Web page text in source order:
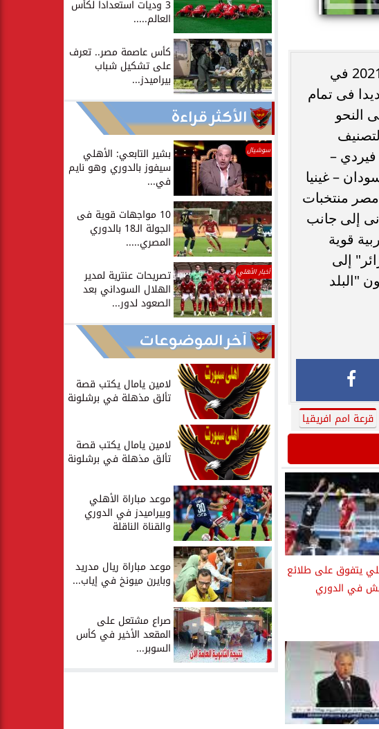
أعلن الاتحاد الأفريقي لكرة القدم "كاف"، تفاصيل قرعة بطولة كأس الأمم الأفريقية 2021 في
وتحديدا فى تمام
النحو
فيردي –
– غينيا
مصر منتخبات
إلى جانب
قوية
إلى
"البلد
قرعة امم افريقيا
يتفوق على طلائع
في الدوري
3 وديات استعدادا لكأس
العالم.....
كأس عاصمة مصر.. تعرف
على تشكيل شباب
بيراميدز...
الأكثر قراءة
سوشيال بشير التابعي: الأهلي
سيفوز بالدوري وهو نايم
في...
10 مواجهات قوية فى
الجولة الـ18 بالدوري
المصري.....
أخبار الأهلي تصريحات عنترية لمدير
الهلال السوداني بعد
الصعود لدور...
آخر الموضوعات
لامين يامال يكتب قصة
تألق مذهلة في برشلونة
لامين يامال يكتب قصة
تألق مذهلة في برشلونة
موعد مباراة الأهلي
وبيراميدز في الدوري
والقناة الناقلة
موعد مباراة ريال مدريد
وبايرن ميونخ في إياب...
صراع مشتعل على
المقعد الأخير في كأس
السوبر...